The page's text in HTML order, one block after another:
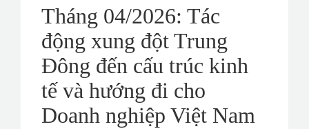
Tháng 04/2026: Tác
động xung đột Trung
Đông đến cấu trúc kinh
tế và hướng đi cho
Doanh nghiệp Việt Nam